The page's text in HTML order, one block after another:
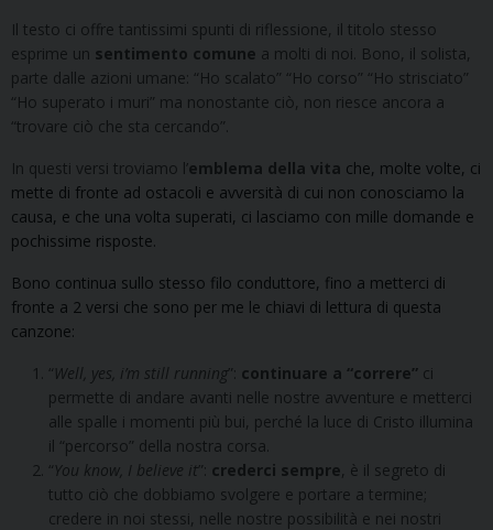
Il testo ci offre tantissimi spunti di riflessione, il titolo stesso
esprime un sentimento comune a molti di noi. Bono, il solista,
parte dalle azioni umane: “Ho scalato” “Ho corso” “Ho strisciato”
“Ho superato i muri” ma nonostante ciò, non riesce ancora a
“trovare ciò che sta cercando”.
In questi versi troviamo l’emblema della vita che, molte volte, ci
mette di fronte ad ostacoli e avversità di cui non conosciamo la
causa, e che una volta superati, ci lasciamo con mille domande e
pochissime risposte.
Bono continua sullo stesso filo conduttore, fino a metterci di
fronte a 2 versi che sono per me le chiavi di lettura di questa
canzone:
“Well, yes, i’m still running”: continuare a “correre” ci
permette di andare avanti nelle nostre avventure e metterci
alle spalle i momenti più bui, perché la luce di Cristo illumina
il “percorso” della nostra corsa.
“You know, I believe it”: crederci sempre , è il segreto di
tutto ciò che dobbiamo svolgere e portare a termine;
credere in noi stessi, nelle nostre possibilità e nei nostri